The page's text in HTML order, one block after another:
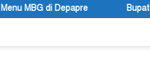
Bupati Kabupaten Jayawijaya Atenius